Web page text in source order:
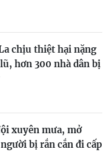
chịu thiệt hại nặng
hơn 300 nhà dân bị
xuyên mưa, mở
bị rắn cắn đi cấp